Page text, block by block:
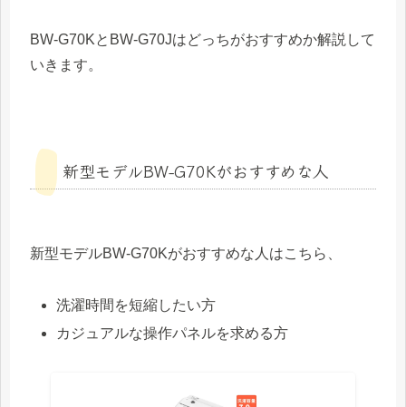
BW-G70KとBW-G70Jはどっちがおすすめか解説して
いきます。
新型モデルBW-G70Kがおすすめな人
新型モデルBW-G70Kがおすすめな人はこちら、
洗濯時間を短縮したい方
カジュアルな操作パネルを求める方